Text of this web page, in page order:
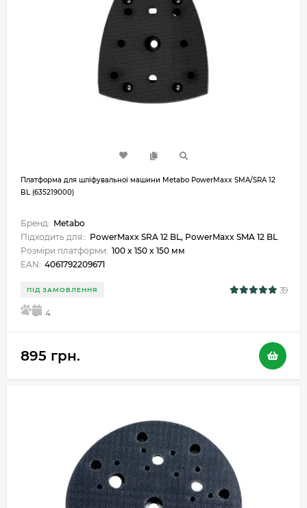
Платформа для шліфувальної машини Metabo PowerMaxx SMA/SRA 12
BL (635219000)
Бренд: Metabo
Підходить для:: PowerMaxx SRA 12 BL, PowerMaxx SMA 12 BL
Розміри платформи: 100 x 150 x 150 мм
EAN: 4061792209671
ПІД ЗАМОВЛЕННЯ 39
5 4
895 грн.